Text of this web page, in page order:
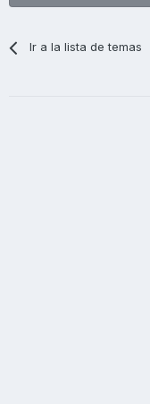
Ir a la lista de temas